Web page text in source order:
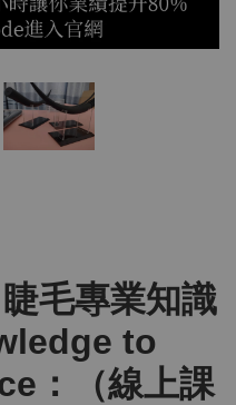
睫毛專業知識
to
：（線上課